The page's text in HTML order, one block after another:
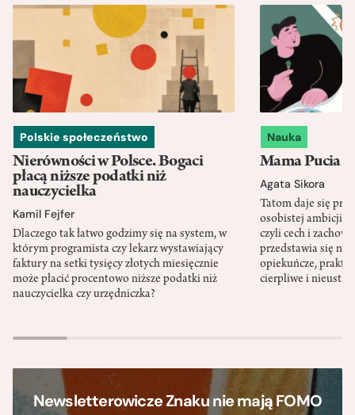
Polskie społeczeństwo
Nierówności w Polsce. Bogaci
płacą niższe podatki niż
nauczycielka
Kamil Fejfer
Dlaczego tak łatwo godzimy się na system, w
którym programista czy lekarz wystawiający
faktury na setki tysięcy złotych miesięcznie
może płacić procentowo niższe podatki niż
nauczycielka czy urzędniczka?
Nauka
Mama Pucia
Agata Sikora
Tatom daje się
osobistej ambicji,
czyli cech i
przedstawia się
opiekuńcze,
cierpliwe i
Newsletterowicze Znaku nie mają FOMO